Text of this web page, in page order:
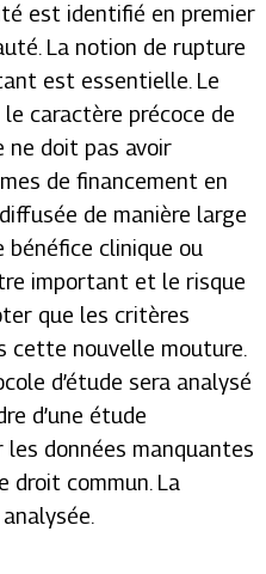
est identifié en premier
La notion de rupture
est essentielle. Le
caractère précoce de
ne doit pas avoir
de financement en
de manière large
bénéfice clinique ou
important et le risque
que les critères
cette nouvelle mouture.
d’étude sera analysé
d’une étude
données manquantes
droit commun. La